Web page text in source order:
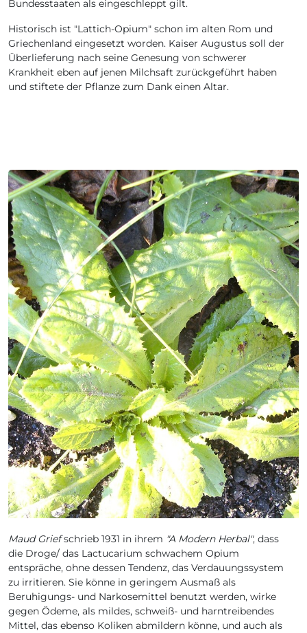
Bundesstaaten als eingeschleppt gilt.
Historisch ist "Lattich-Opium" schon im alten Rom und
Griechenland eingesetzt worden. Kaiser Augustus soll der
Überlieferung nach seine Genesung von schwerer
Krankheit eben auf jenen Milchsaft zurückgeführt haben
und stiftete der Pflanze zum Dank einen Altar.
Maud Griefschrieb 1931 in ihrem "A Modern Herbal", dass
die Droge/ das Lactucarium schwachem Opium
entspräche, ohne dessen Tendenz, das Verdauungssystem
zu irritieren. Sie könne in geringem Ausmaß als
Beruhigungs- und Narkosemittel benutzt werden, wirke
gegen Ödeme, als mildes, schweiß- und harntreibendes
Mittel, das ebenso Koliken abmildern könne, und auch als